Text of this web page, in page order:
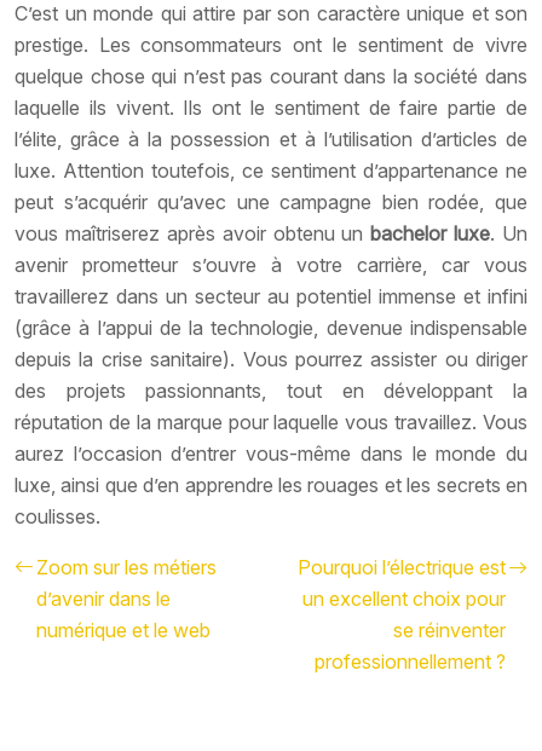
C’est un monde qui attire par son caractère unique et son
prestige. Les consommateurs ont le sentiment de vivre
quelque chose qui n’est pas courant dans la société dans
laquelle ils vivent. Ils ont le sentiment de faire partie de
l’élite, grâce à la possession et à l’utilisation d’articles de
luxe. Attention toutefois, ce sentiment d’appartenance ne
peut s’acquérir qu’avec une campagne bien rodée, que
vous maîtriserez après avoir obtenu un bachelor luxe. Un
avenir prometteur s’ouvre à votre carrière, car vous
travaillerez dans un secteur au potentiel immense et infini
(grâce à l’appui de la technologie, devenue indispensable
depuis la crise sanitaire). Vous pourrez assister ou diriger
des projets passionnants, tout en développant la
réputation de la marque pour laquelle vous travaillez. Vous
aurez l’occasion d’entrer vous-même dans le monde du
luxe, ainsi que d’en apprendre les rouages et les secrets en
coulisses.
Zoom sur les métiers
d’avenir dans le
numérique et le web
Pourquoi l’électrique est
un excellent choix pour
se réinventer
professionnellement ?